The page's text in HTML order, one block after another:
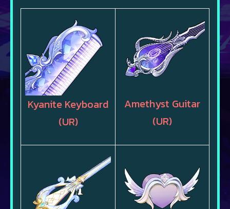
Kyanite Keyboard
(UR)
Amethyst Guitar
(UR)